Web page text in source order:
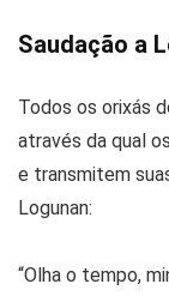
Saudação a
Todos os orixás
através da qual
e transmitem
Logunan:
“Olha o tempo,